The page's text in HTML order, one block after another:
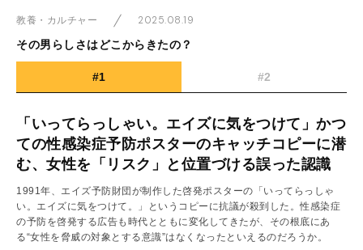
教養・カルチャー
2025.08.19
その男らしさはどこからきたの？
#1 #2
「いってらっしゃい。エイズに気をつけて」かつ
ての性感染症予防ポスターのキャッチコピーに潜
む、女性を「リスク」と位置づける誤った認識
1991年、エイズ予防財団が制作した啓発ポスターの「いってらっしゃ
い。エイズに気をつけて。」というコピーに抗議が殺到した。性感染症
の予防を啓発する広告も時代とともに変化してきたが、その根底にあ
る“女性を脅威の対象とする意識”はなくなったといえるのだろうか。